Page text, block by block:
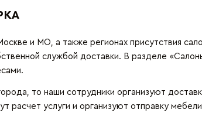
и МО, а также регионах присутствия
службой доставки. В разделе
то наши сотрудники организуют
расчет услуги и организуют отправку